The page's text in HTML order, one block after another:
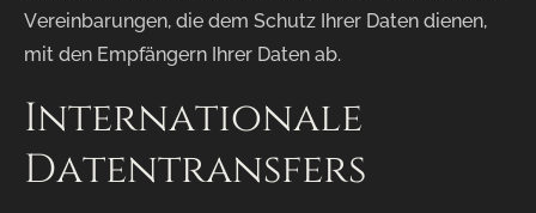
Vereinbarungen, die dem Schutz Ihrer Daten dienen,
mit den Empfängern Ihrer Daten ab.
Internationale
Datentransfers